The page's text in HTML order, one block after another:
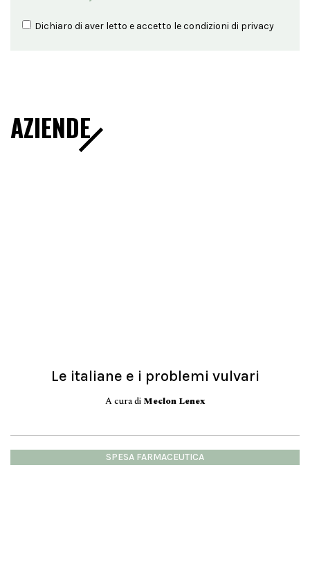
Dichiaro di aver letto e accetto le condizioni di privacy
AZIENDE
Le italiane e i problemi vulvari
A cura di Meclon Lenex
SPESA FARMACEUTICA